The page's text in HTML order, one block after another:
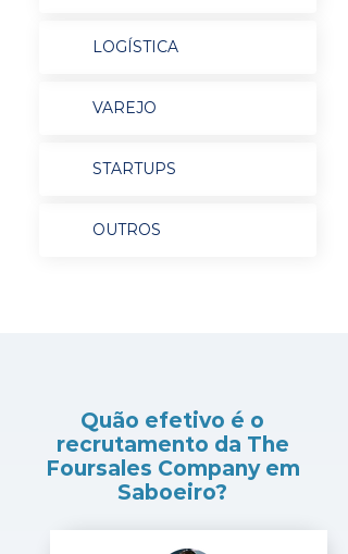
LOGÍSTICA
VAREJO
STARTUPS
OUTROS
Quão efetivo é o
recrutamento da The
Foursales Company em
Saboeiro?